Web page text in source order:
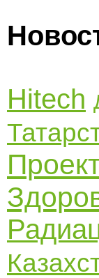
Hitech